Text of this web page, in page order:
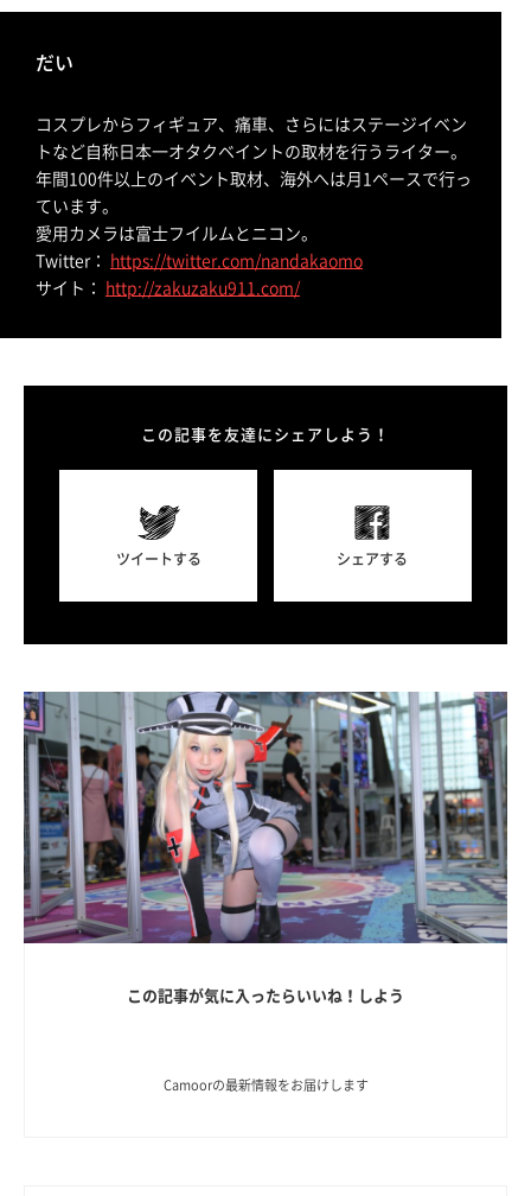
だい
コスプレからフィギュア、痛車、さらにはステージイベン
トなど自称日本一オタクベイントの取材を行うライター。
年間100件以上のイベント取材、海外へは月1ペースで行っ
ています。
愛用カメラは富士フイルムとニコン。
Twitter：
https://twitter.com/nandakaomo
サイト：
http://zakuzaku911.com/
この記事を友達にシェアしよう！
ツイートする シェアする
この記事が気に入ったらいいね！しよう
Camoorの最新情報をお届けします